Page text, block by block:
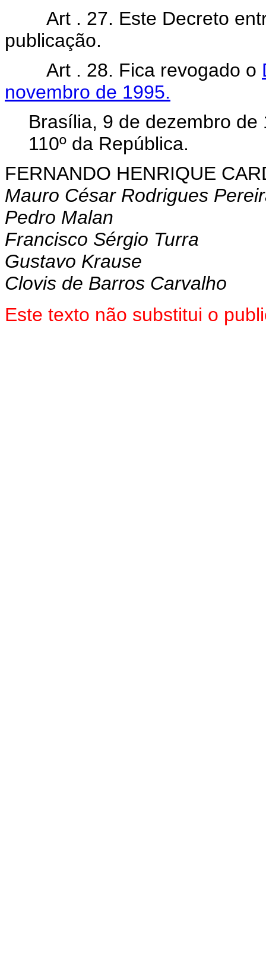
Art . 27. Este Decreto
publicação.
Art . 28. Fica revogado o
novembro de 1995.
Brasília, 9 de dezembro de
110º da República.
FERNANDO HENRIQUE
Mauro César Rodrigues
Pedro Malan
Francisco Sérgio Turra
Gustavo Krause
Clovis de Barros Carvalho
Este texto não substitui o